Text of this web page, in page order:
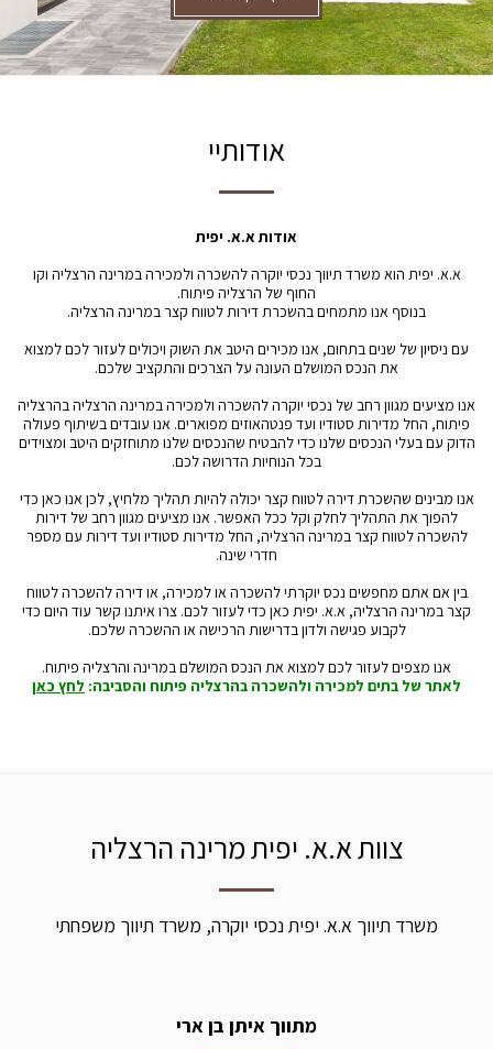
אודותיי
אודות א.א. יפית
א.א. יפית הוא משרד תיווך נכסי יוקרה להשכרה ולמכירה במרינה הרצליה וקו
החוף של הרצליה פיתוח.
בנוסף אנו מתמחים בהשכרת דירות לטווח קצר במרינה הרצליה.
עם ניסיון של שנים בתחום, אנו מכירים היטב את השוק ויכולים לעזור לכם למצוא
את הנכס המושלם העונה על הצרכים והתקציב שלכם.
אנו מציעים מגוון רחב של נכסי יוקרה להשכרה ולמכירה במרינה הרצליה בהרצליה
פיתוח, החל מדירות סטודיו ועד פנטהאוזים מפוארים. אנו עובדים בשיתוף פעולה
הדוק עם בעלי הנכסים שלנו כדי להבטיח שהנכסים שלנו מתוחזקים היטב ומצוידים
בכל הנוחיות הדרושה לכם.
אנו מבינים שהשכרת דירה לטווח קצר יכולה להיות תהליך מלחיץ, לכן אנו כאן כדי
להפוך את התהליך לחלק וקל ככל האפשר. אנו מציעים מגוון רחב של דירות
להשכרה לטווח קצר במרינה הרצליה, החל מדירות סטודיו ועד דירות עם מספר
חדרי שינה.
בין אם אתם מחפשים נכס יוקרתי להשכרה או למכירה, או דירה להשכרה לטווח
קצר במרינה הרצליה, א.א. יפית כאן כדי לעזור לכם. צרו איתנו קשר עוד היום כדי
לקבוע פגישה ולדון בדרישות הרכישה או ההשכרה שלכם.
אנו מצפים לעזור לכם למצוא את הנכס המושלם במרינה והרצליה פיתוח.
לאתר של בתים למכירה ולהשכרה בהרצליה פיתוח והסביבה:לחץ כאן
צוות א.א. יפית מרינה הרצליה
משרד תיווך א.א. יפית נכסי יוקרה, משרד תיווך משפחתי
מתווך איתן בן ארי